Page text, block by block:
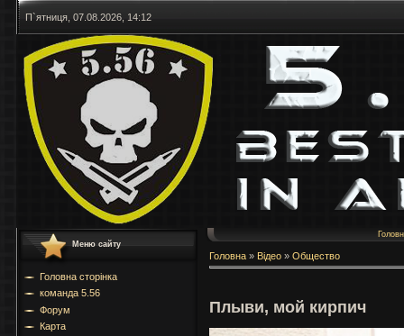
П`ятниця, 07.08.2026, 14:12
Меню сайту
Головна сторінка
команда 5.56
Форум
Карта
Головна » Відео » Общество
Плыви, мой кирпич